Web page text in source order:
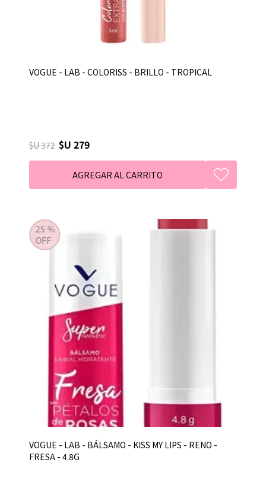
VOGUE - LAB - COLORISS - BRILLO - TROPICAL
$U 372 $U 279
VOGUE - LAB - BÁLSAMO - KISS MY LIPS - RENO -
FRESA - 4.8G